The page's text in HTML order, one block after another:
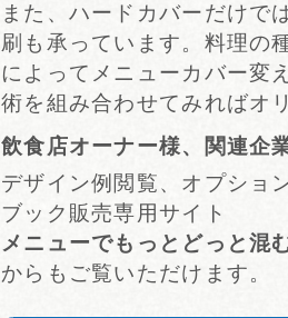
また、ハードカバーだけで
刷も承っています。料理の
によってメニューカバー変
術を組み合わせてみればオ
飲食店オーナー様、関連企
デザイン例閲覧、オプショ
ブック販売専用サイト
メニューでもっとどっと混
からもご覧いただけます。